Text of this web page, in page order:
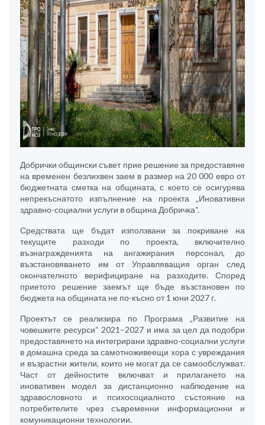
Добрички общински съвет прие решение за предоставяне
на временен безлихвен заем в размер на 20 000 евро от
бюджетната сметка на общината, с което се осигурява
непрекъснатото изпълнение на проекта „Иновативни
здравно-социални услуги в община Добричка“.
Средствата ще бъдат използвани за покриване на
текущите разходи по проекта, включително
възнагражденията на ангажирания персонал, до
възстановяването им от Управляващия орган след
окончателното верифициране на разходите. Според
приетото решение заемът ще бъде възстановен по
бюджета на общината не по-късно от 1 юни 2027 г.
Проектът се реализира по Програма „Развитие на
човешките ресурси“ 2021–2027 и има за цел да подобри
предоставянето на интегрирани здравно-социални услуги
в домашна среда за самотноживеещи хора с увреждания
и възрастни жители, които не могат да се самообслужват.
Част от дейностите включват и прилагането на
иновативен модел за дистанционно наблюдение на
здравословното и психосоциалното състояние на
потребителите чрез съвременни информационни и
комуникационни технологии.